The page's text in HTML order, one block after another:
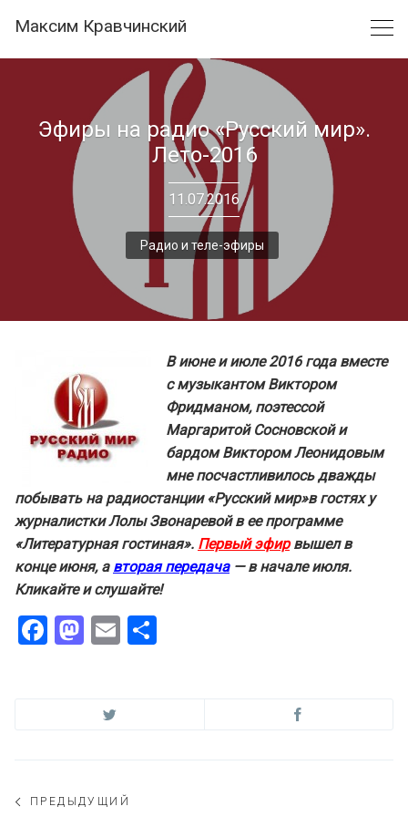
content
Максим Кравчинский
Эфиры на радио «Русский мир».
Лето-2016
11.07.2016
Радио и теле-эфиры
В июне и июле 2016 года вместе
с музыкантом Виктором
Фридманом, поэтессой
Маргаритой Сосновской и
бардом Виктором Леонидовым
мне посчастливилось дважды
побывать на радиостанции «Русский мир»в гостях у
журналистки Лолы Звонаревой в ее программе
«Литературная гостиная». Первый эфирвышел в
конце июня, а вторая передача— в начале июля.
Кликайте и слушайте!
Facebook
Mastodon
Email
Навигация
ПРЕДЫДУЩИЙ